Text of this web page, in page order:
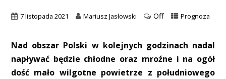
7 listopada 2021 Mariusz Jasłowski Off Prognoza
Nad obszar Polski w kolejnych godzinach nadal
napływać będzie chłodne oraz mroźne i na ogół
dość mało wilgotne powietrze z południowego